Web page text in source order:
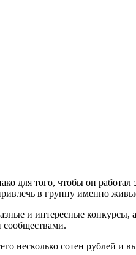
для того, чтобы он работал
в группу именно
и интересные конкурсы,
сообществами.
несколько сотен рублей и